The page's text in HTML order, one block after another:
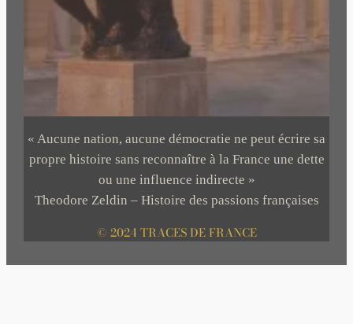
« Aucune nation, aucune démocratie ne peut écrire sa
propre histoire sans reconnaître à la France une dette
ou une influence indirecte »
Theodore Zeldin – Histoire des passions françaises
© 2024 TRACES DE FRANCE